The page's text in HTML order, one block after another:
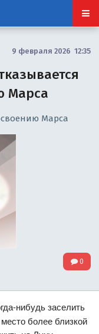
9 февраля 2026 12:35
Марса
Марса
0
нибудь заселить
более близкой